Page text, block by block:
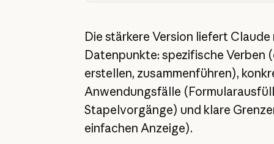
Die stärkere Version liefert Claude
Datenpunkte: spezifische Verben
erstellen, zusammenführen),
Anwendungsfälle
Stapelvorgänge) und klare
einfachen Anzeige).